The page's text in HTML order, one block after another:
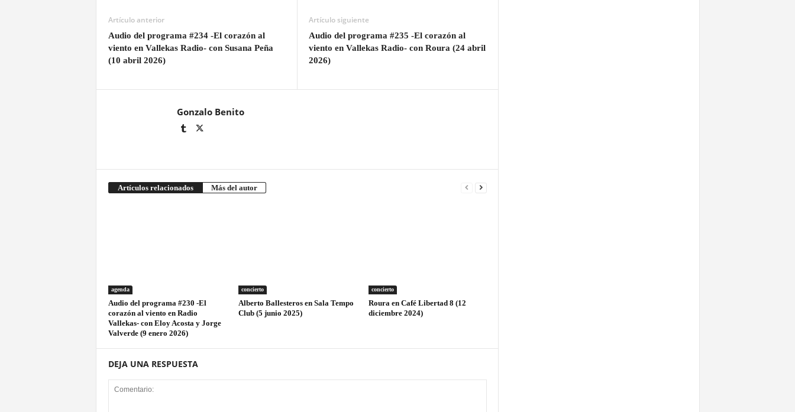
Artículo anterior
Audio del programa #234 -El corazón al
viento en Vallekas Radio- con Susana Peña
(10 abril 2026)
Artículo siguiente
Audio del programa #235 -El corazón al
viento en Vallekas Radio- con Roura (24 abril
2026)
Gonzalo Benito
Artículos relacionados Más del autor
agenda
Audio del programa #230 -El
corazón al viento en Radio
Vallekas- con Eloy Acosta y Jorge
Valverde (9 enero 2026)
concierto
Alberto Ballesteros en Sala Tempo
Club (5 junio 2025)
concierto
Roura en Café Libertad 8 (12
diciembre 2024)
DEJA UNA RESPUESTA